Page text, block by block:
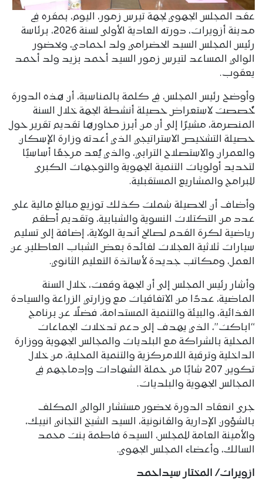
عقد المجلس الجهوي لجهة تيرس زمور، اليوم، بمقره في
مدينة أزويرات، دورته العادية الأولى لسنة 2026، برئاسة
رئيس المجلس السيد الحضرامي ولد احمادي، وبحضور
الوالي المساعد لتيرس زمور السيد أحمد بزيد ولد أحمد
يعقوب.
وأوضح رئيس المجلس، في كلمة بالمناسبة، أن هذه الدورة
خُصصت لاستعراض حصيلة أنشطة الجهة خلال السنة
المنصرمة، مشيرًا إلى أن من أبرز محاورها تقديم تقرير حول
حصيلة التشخيص الاستراتيجي الذي أعدته وزارة الإسكان
والعمران والاستصلاح الترابي، والذي يُعد مرجعًا أساسيًا
لتحديد أولويات التنمية الجهوية والتوجهات الكبرى
للبرامج والمشاريع المستقبلية.
وأضاف أن الحصيلة شملت كذلك توزيع مبالغ مالية على
عدد من التكتلات النسوية والشبابية، وتقديم أطقم
رياضية لكرة القدم لصالح أندية الولاية، إضافة إلى تسليم
سيارات ثلاثية العجلات لفائدة بعض الشباب العاطلين عن
العمل، ومكاتب جديدة لأساتذة التعليم الثانوي.
وأشار رئيس المجلس إلى أن الجهة وقعت، خلال السنة
الماضية، عددًا من الاتفاقيات مع وزارتي الزراعة والسيادة
الغذائية، والبيئة والتنمية المستدامة، فضلًا عن برنامج
“اباكت”، الذي يهدف إلى دعم تدخلات الجماعات
المحلية بالشراكة مع البلديات والمجالس الجهوية ووزارة
الداخلية وترقية اللامركزية والتنمية المحلية، من خلال
تكوين 207 شابًا من حملة الشهادات وإدماجهم في
المجالس الجهوية والبلديات.
جرى انعقاد الدورة بحضور مستشار الوالي المكلف
بالشؤون الإدارية والقانونية، السيد الشيخ التجاني انييك،
والأمينة العامة للمجلس، السيدة فاطمة بنت محمد
السالك، وأعضاء المجلس الجهوي.
ازويرات/ المختار سيداحمد